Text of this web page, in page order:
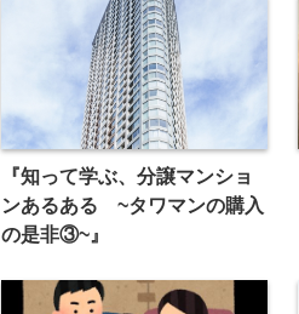
『知って学ぶ、分譲マンショ
ンあるある ~タワマンの購入
の是非③~』